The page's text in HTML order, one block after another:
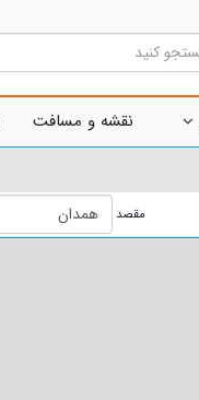
نقشه و مسافت
مقصد